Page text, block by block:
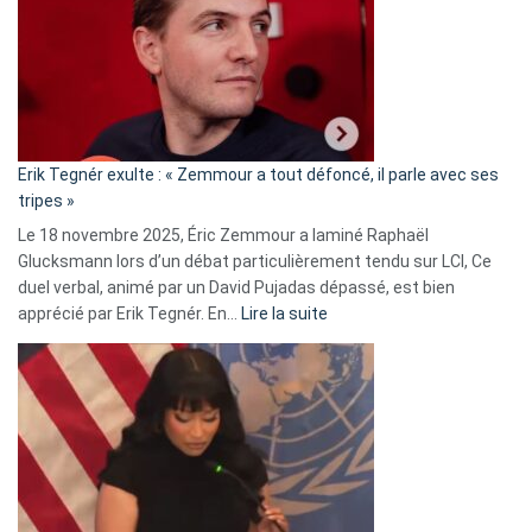
secrète
«
C’est
fake
news
»
Erik Tegnér exulte : « Zemmour a tout défoncé, il parle avec ses
tripes »
Le 18 novembre 2025, Éric Zemmour a laminé Raphaël
Glucksmann lors d’un débat particulièrement tendu sur LCI, Ce
duel verbal, animé par un David Pujadas dépassé, est bien
apprécié par Erik Tegnér. En… Lire la suite
Erik
Tegnér
exulte
:
« Zemmour
a
tout